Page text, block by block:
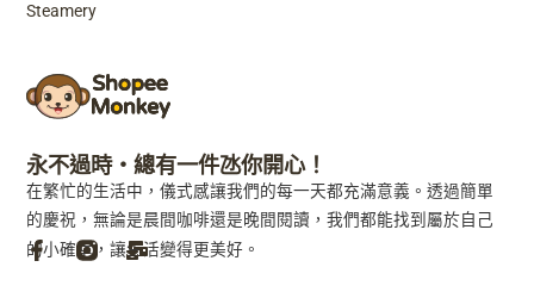
Steamery
永不過時・總有一件氹你開心！
在繁忙的生活中，儀式感讓我們的每一天都充滿意義。透過簡單
的慶祝，無論是晨間咖啡還是晚間閱讀，我們都能找到屬於自己
的小確幸，讓生活變得更美好。